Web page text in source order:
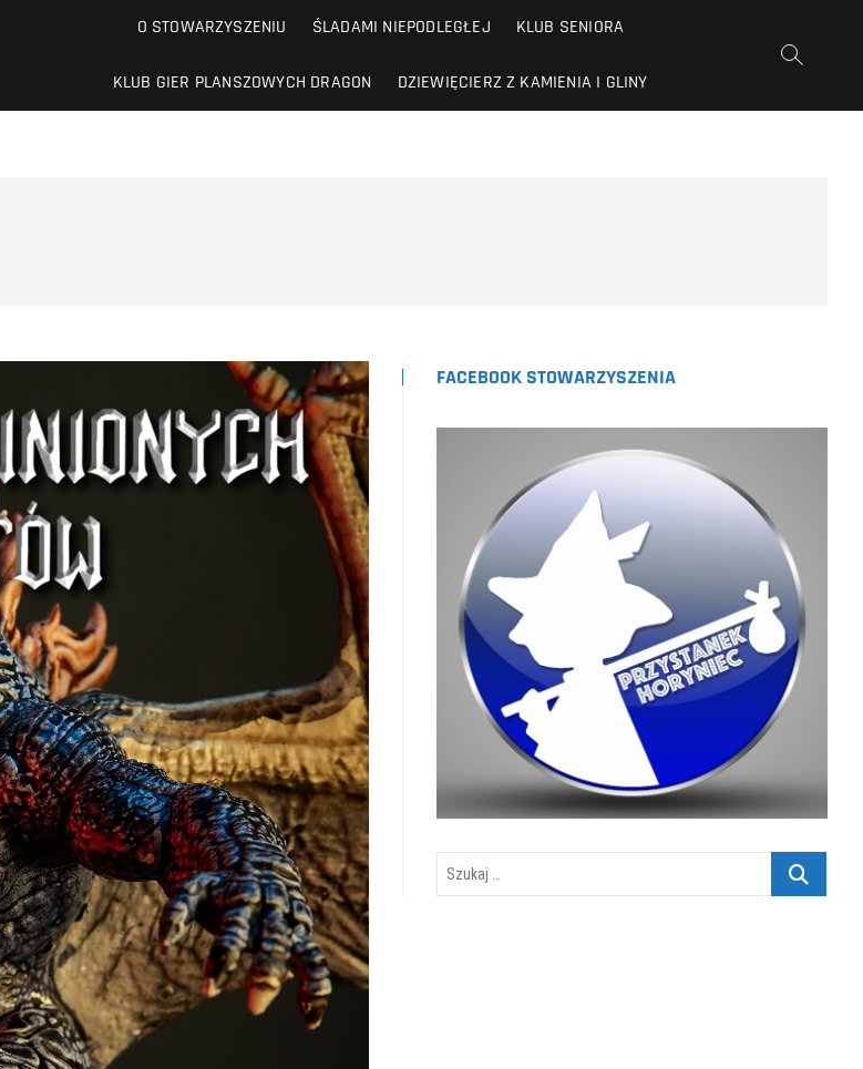
O STOWARZYSZENIU ŚLADAMI NIEPODLEGŁEJ KLUB SENIORA
KLUB GIER PLANSZOWYCH DRAGON DZIEWIĘCIERZ Z KAMIENIA I GLINY
FACEBOOK STOWARZYSZENIA
Szukaj